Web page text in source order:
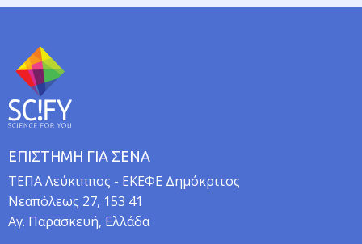
ό
ΕΠΙΣΤΗΜΗ ΓΙΑ ΣΕΝΑ
TEΠA Λεύκιππος - ΕΚΕΦΕ Δημόκριτος
Νεαπόλεως 27, 153 41
Αγ. Παρασκευή, Ελλάδα